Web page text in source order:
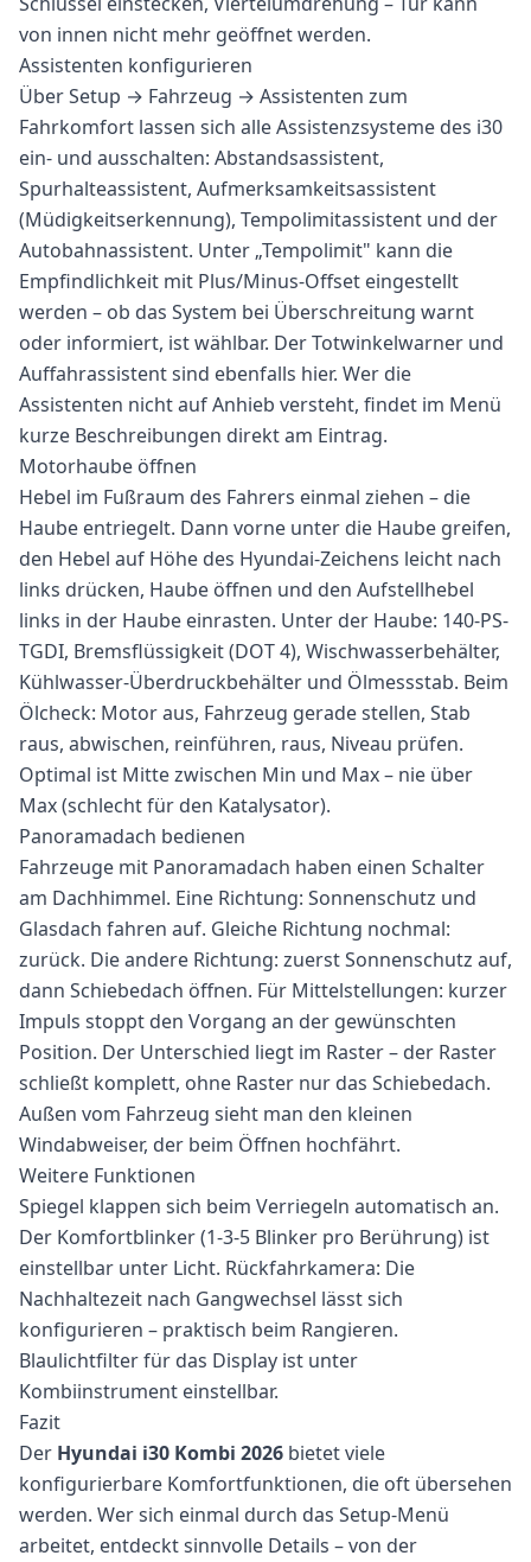
von innen nicht mehr geöffnet werden.
Assistenten konfigurieren
Über Setup → Fahrzeug → Assistenten zum
Fahrkomfort lassen sich alle Assistenzsysteme des i30
ein- und ausschalten: Abstandsassistent,
Spurhalteassistent, Aufmerksamkeitsassistent
(Müdigkeitserkennung), Tempolimitassistent und der
Autobahnassistent. Unter „Tempolimit" kann die
Empfindlichkeit mit Plus/Minus-Offset eingestellt
werden – ob das System bei Überschreitung warnt
oder informiert, ist wählbar. Der Totwinkelwarner und
Auffahrassistent sind ebenfalls hier. Wer die
Assistenten nicht auf Anhieb versteht, findet im Menü
kurze Beschreibungen direkt am Eintrag.
Motorhaube öffnen
Hebel im Fußraum des Fahrers einmal ziehen – die
Haube entriegelt. Dann vorne unter die Haube greifen,
den Hebel auf Höhe des Hyundai-Zeichens leicht nach
links drücken, Haube öffnen und den Aufstellhebel
links in der Haube einrasten. Unter der Haube: 140-PS-
TGDI, Bremsflüssigkeit (DOT 4), Wischwasserbehälter,
Kühlwasser-Überdruckbehälter und Ölmessstab. Beim
Ölcheck: Motor aus, Fahrzeug gerade stellen, Stab
raus, abwischen, reinführen, raus, Niveau prüfen.
Optimal ist Mitte zwischen Min und Max – nie über
Max (schlecht für den Katalysator).
Panoramadach bedienen
Fahrzeuge mit Panoramadach haben einen Schalter
am Dachhimmel. Eine Richtung: Sonnenschutz und
Glasdach fahren auf. Gleiche Richtung nochmal:
zurück. Die andere Richtung: zuerst Sonnenschutz auf,
dann Schiebedach öffnen. Für Mittelstellungen: kurzer
Impuls stoppt den Vorgang an der gewünschten
Position. Der Unterschied liegt im Raster – der Raster
schließt komplett, ohne Raster nur das Schiebedach.
Außen vom Fahrzeug sieht man den kleinen
Windabweiser, der beim Öffnen hochfährt.
Weitere Funktionen
Spiegel klappen sich beim Verriegeln automatisch an.
Der Komfortblinker (1-3-5 Blinker pro Berührung) ist
einstellbar unter Licht. Rückfahrkamera: Die
Nachhaltezeit nach Gangwechsel lässt sich
konfigurieren – praktisch beim Rangieren.
Blaulichtfilter für das Display ist unter
Kombiinstrument einstellbar.
Fazit
Der Hyundai i30 Kombi 2026 bietet viele
konfigurierbare Komfortfunktionen, die oft übersehen
werden. Wer sich einmal durch das Setup-Menü
arbeitet, entdeckt sinnvolle Details – von der